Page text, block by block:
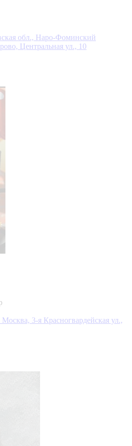
обл., Наро-Фоминский
Центральная ул., 10
Москва, 3-я Красногвардейская ул.,